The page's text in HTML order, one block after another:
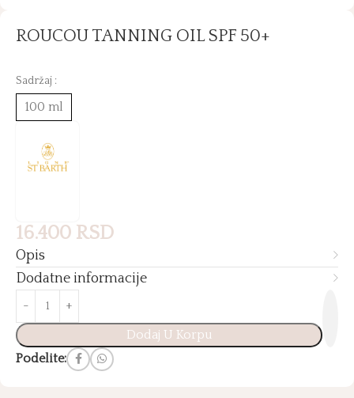
ROUCOU TANNING OIL SPF 50+
Sadržaj :
100 ml
16.400 RSD
Opis
Dodatne informacije
Dodaj U Korpu
Podelite: